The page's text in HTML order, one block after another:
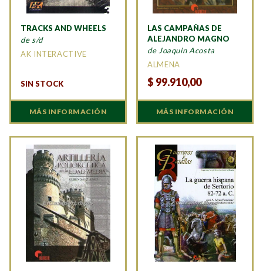
TRACKS AND WHEELS
de s/d
AK INTERACTIVE
SIN STOCK
MÁS INFORMACIÓN
LAS CAMPAÑAS DE
ALEJANDRO MAGNO
de Joaquin Acosta
ALMENA
$ 99.910,00
MÁS INFORMACIÓN